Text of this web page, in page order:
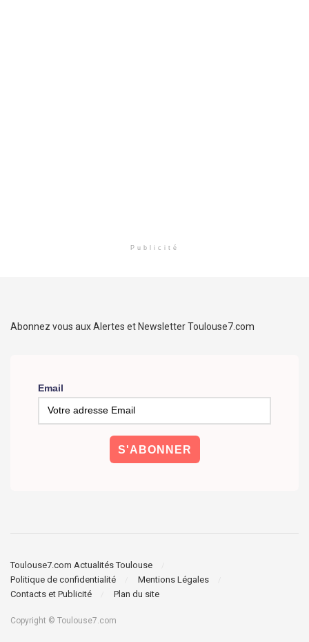
Publicité
Abonnez vous aux Alertes et Newsletter Toulouse7.com
Email
Toulouse7.com Actualités Toulouse
Politique de confidentialité
Mentions Légales
Contacts et Publicité
Plan du site
Copyright © Toulouse7.com